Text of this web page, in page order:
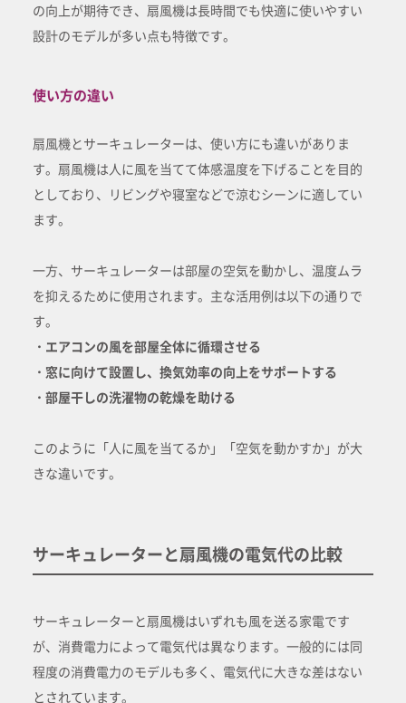
の向上が期待でき、扇風機は長時間でも快適に使いやすい
設計のモデルが多い点も特徴です。
使い方の違い
扇風機とサーキュレーターは、使い方にも違いがありま
す。扇風機は人に風を当てて体感温度を下げることを目的
としており、リビングや寝室などで涼むシーンに適してい
ます。
一方、サーキュレーターは部屋の空気を動かし、温度ムラ
を抑えるために使用されます。主な活用例は以下の通りで
す。
・エアコンの風を部屋全体に循環させる
・窓に向けて設置し、換気効率の向上をサポートする
・部屋干しの洗濯物の乾燥を助ける
このように「人に風を当てるか」「空気を動かすか」が大
きな違いです。
サーキュレーターと扇風機の電気代の比較
サーキュレーターと扇風機はいずれも風を送る家電です
が、消費電力によって電気代は異なります。一般的には同
程度の消費電力のモデルも多く、電気代に大きな差はない
とされています。